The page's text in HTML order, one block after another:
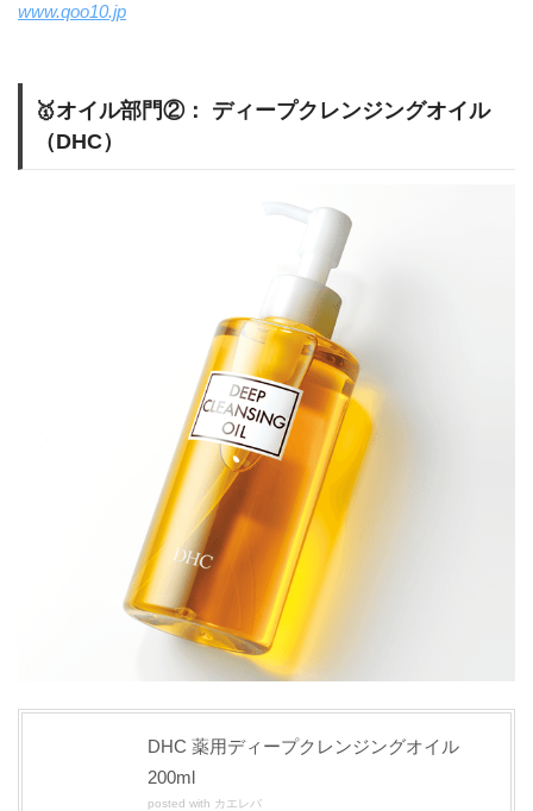
www.qoo10.jp
🥇オイル部門②： ディープクレンジングオイル
（DHC）
DHC 薬用ディープクレンジングオイル
200ml
posted with カエレバ